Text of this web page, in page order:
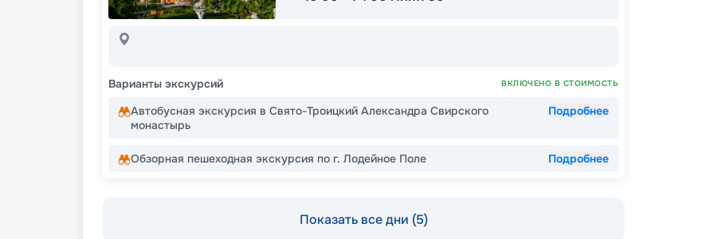
Варианты экскурсий ВКЛЮЧЕНО В СТОИМОСТЬ
Автобусная экскурсия в Свято-Троицкий Александра Свирского
монастырь
Подробнее
Обзорная пешеходная экскурсия по г. Лодейное Поле Подробнее
Показать все дни (5)